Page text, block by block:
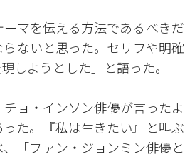
マを伝える方法であるべきだ
ないと思った。セリフや明確
しようとした」と語った。
ョ・インソン俳優が言ったよ
た。『私は生きたい』と叫ぶ
「ファン・ジョンミン俳優と